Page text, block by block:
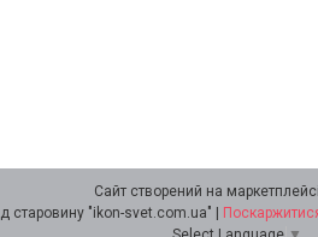
Сайт створений на маркетплейсі
Майстерня ікон під старовину "ikon-svet.com.ua" |